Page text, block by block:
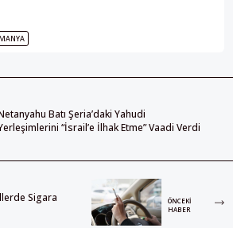
Batı Şeria’daki Yahudi
“İsrail’e İlhak Etme” Vaadi Verdi
Sigara
ÖNCEKI
HABER